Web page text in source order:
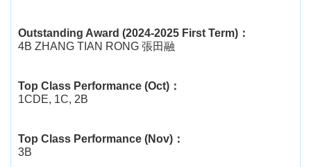
Outstanding Award (2024-2025 First Term) ：
4B ZHANG TIAN RONG 張田融
Top Class Performance (Oct) ：
1CDE, 1C, 2B
Top Class Performance (Nov) ：
3B